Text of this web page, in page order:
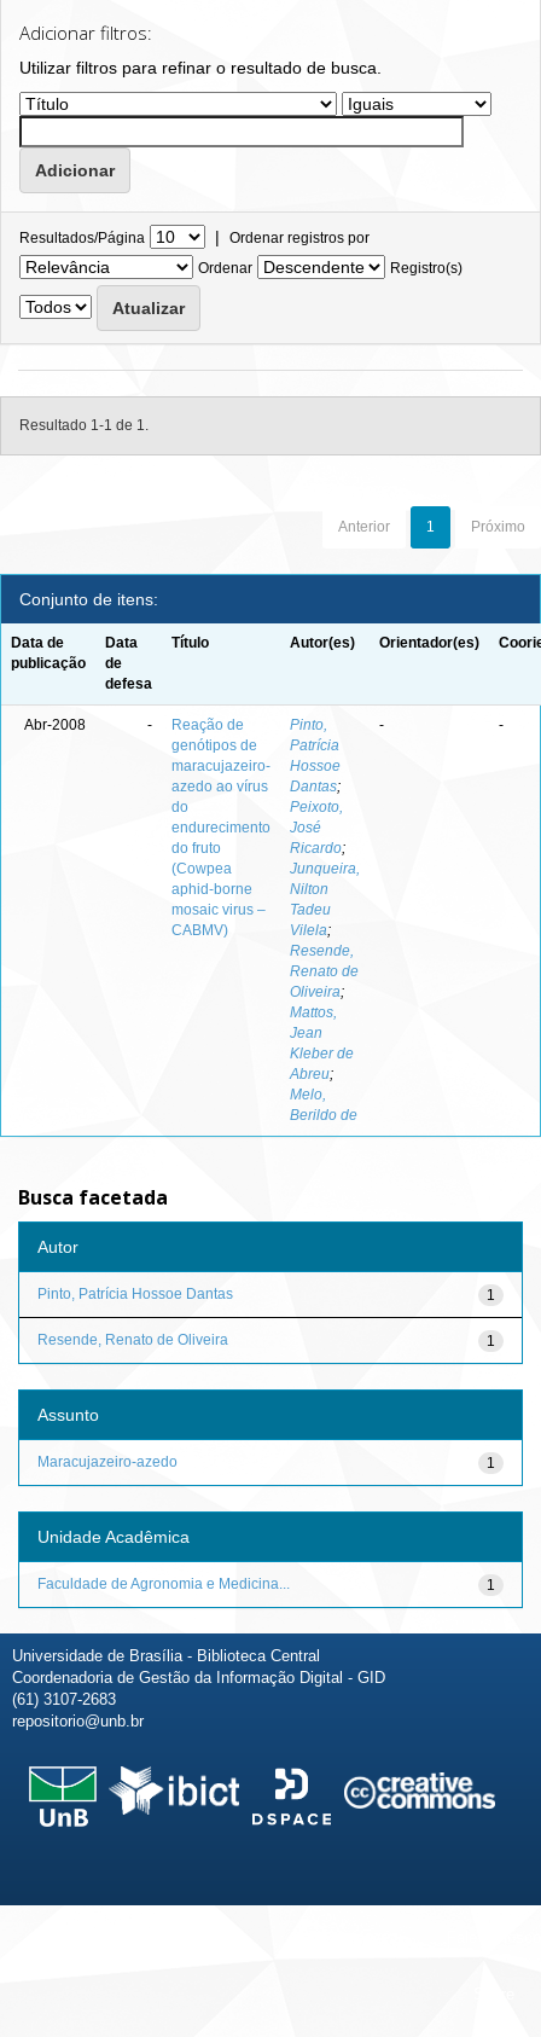
Adicionar filtros:
Utilizar filtros para refinar o resultado de busca.
Resultados/Página | Ordenar registros por
Ordenar
Registro(s)
Resultado 1-1 de 1.
Anterior 1 Próximo
Conjunto de itens:
Data de
publicação
Data
de
defesa
Título Autor(es) Orientador(es)
Abr-2008 -
Reação de
genótipos de
maracujazeiro-
azedo ao vírus
do
endurecimento
do fruto
(Cowpea
aphid-borne
mosaic virus –
CABMV)
Pinto,
Patrícia
Hossoe
Dantas;
Peixoto,
José
Ricardo;
Junqueira,
Nilton
Tadeu
Vilela;
Resende,
Renato de
Oliveira;
Mattos,
Jean
Kleber de
Abreu;
Melo,
Berildo de
- -
Busca facetada
Autor
1
Pinto, Patrícia Hossoe Dantas
1
Resende, Renato de Oliveira
Assunto
1
Maracujazeiro-azedo
Unidade Acadêmica
1
Faculdade de Agronomia e Medicina...
Universidade de Brasília - Biblioteca Central
Coordenadoria de Gestão da Informação Digital - GID
(61) 3107-2683
repositorio@unb.br